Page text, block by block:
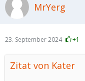
MrYerg
23. September 2024 +1
Zitat von Kater